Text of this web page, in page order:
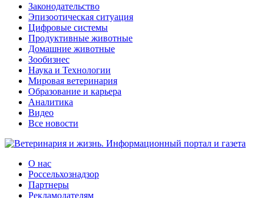
Законодательство
Эпизоотическая ситуация
Цифровые системы
Продуктивные животные
Домашние животные
Зообизнес
Наука и Технологии
Мировая ветеринария
Образование и карьера
Аналитика
Видео
Все новости
О нас
Россельхознадзор
Партнеры
Рекламодателям